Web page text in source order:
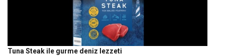
Tuna Steak ile gurme deniz lezzeti